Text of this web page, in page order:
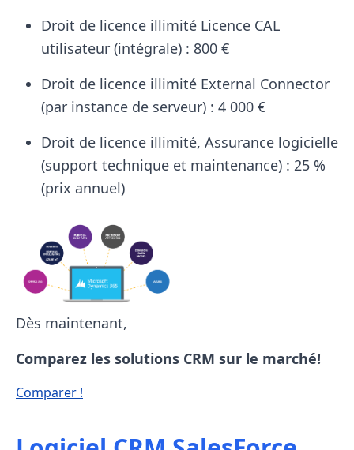
Droit de licence illimité Licence CAL
utilisateur (intégrale) : 800 €
Droit de licence illimité External Connector
(par instance de serveur) : 4 000 €
Droit de licence illimité, Assurance logicielle
(support technique et maintenance) : 25 %
(prix annuel)
Dès maintenant,
Comparez les solutions CRM sur le marché!
Comparer !